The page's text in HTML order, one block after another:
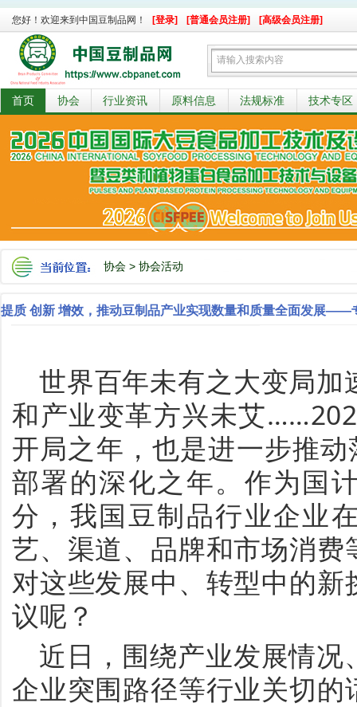
您好！欢迎来到中国豆制品网！ [登录] [普通会员注册] [高级会员注册]
首页 协会 行业资讯 原料信息 法规标准 技术专区
协会 > 协会活动
提质 创新 增效，推动豆制品产业实现数量和质量全面发展——
世界百年未有之大变局
和产业变革方兴未艾……
开局之年，也是进一步推动
部署的深化之年。 作为国
分， 我国豆制品行业企业
艺、渠道、品牌和市场消费
对这些发展中、转型中的新
议呢？
近日， 围绕产业发展情
企业突围路径等行业关切